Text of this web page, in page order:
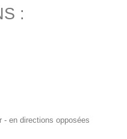
:
- en directions opposées